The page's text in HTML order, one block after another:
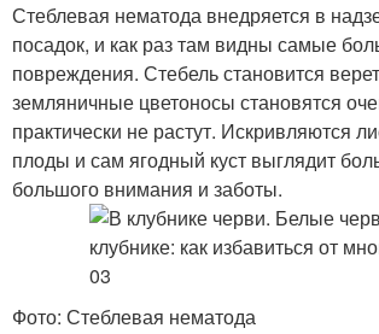
Стеблевая нематода внедряется в
посадок, и как раз там видны самые
повреждения. Стебель становится
земляничные цветоносы становятся
практически не растут. Искривляются
плоды и сам ягодный куст выглядит
большого внимания и заботы.
Фото: Стеблевая нематода